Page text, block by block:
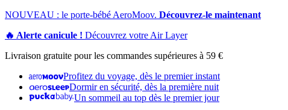
NOUVEAU : le porte-bébé AeroMoov. Découvrez-le maintenant
🔥 Alerte canicule ! Découvrez votre Air Layer
Livraison gratuite pour les commandes supérieures à 59 €
Profitez du voyage, dès le premier instant
Dormir en sécurité, dès la première nuit
Un sommeil au top dès le premier jour